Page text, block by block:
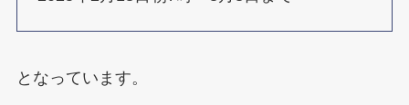
となっています。